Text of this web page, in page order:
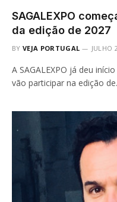
SAGALEXPO
da edição de 2027
BY VEJA PORTUGAL JULHO
A SAGALEXPO já deu
vão participar na edição